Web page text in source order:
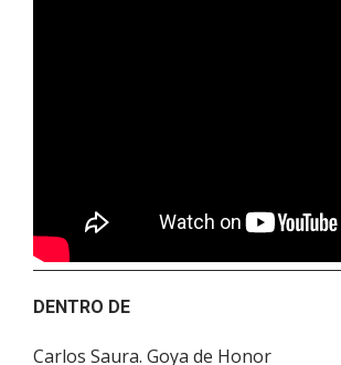
DENTRO DE
Carlos Saura. Goya de Honor